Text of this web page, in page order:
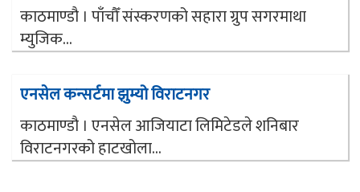
काठमाण्डौ । पाँचौँ संस्करणको सहारा ग्रुप सगरमाथा
म्युजिक...
एनसेल कन्सर्टमा झुम्यो विराटनगर
काठमाण्डौ । एनसेल आजियाटा लिमिटेडले शनिबार
विराटनगरको हाटखोला...